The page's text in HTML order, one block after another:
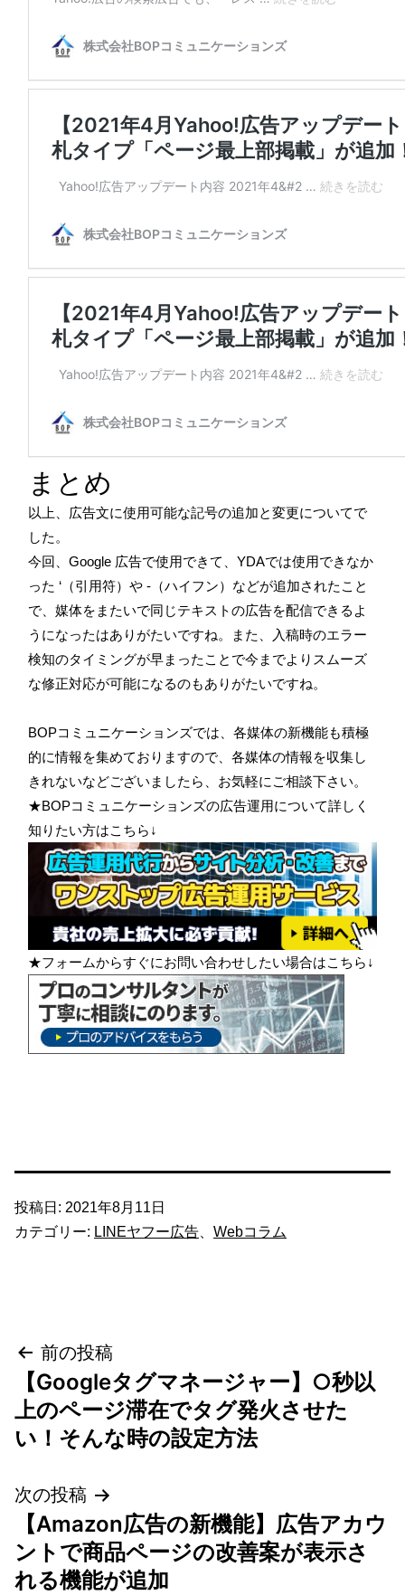
まとめ
以上、広告文に使用可能な記号の追加と変更についてで
した。
今回、 Google 広告で使用できて、YDAでは使用できなか
った ‘（引用符）や -（ハイフン）などが追加されたこと
で、媒体をまたいで同じテキストの広告を配信できるよ
うになったはありがたいですね。また、入稿時のエラー
検知のタイミングが早まったことで今までよりスムーズ
な修正対応が可能になるのもありがたいですね。
BOPコミュニケーションズでは、各媒体の新機能も積極
的に情報を集めておりますので、各媒体の情報を収集し
きれないなどございましたら、お気軽にご相談下さい。
★BOPコミュニケーションズの広告運用について詳しく
知りたい方はこちら↓
★フォームからすぐにお問い合わせしたい場合はこちら↓
投稿日: 2021年8月11日
カテゴリー: LINEヤフー広告 Webコラム
投
稿
ナ
ビ
ゲ
ー
前の投稿
【Googleタグマネージャー】○秒以
上のページ滞在でタグ発火させた
い！そんな時の設定方法
次の投稿
【Amazon広告の新機能】広告アカウ
ントで商品ページの改善案が表示さ
れる機能が追加